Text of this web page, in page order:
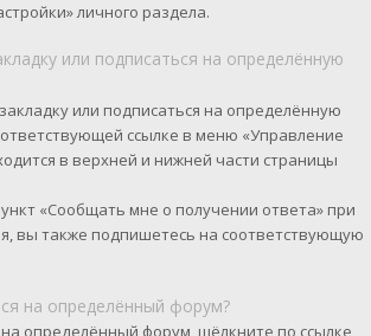
личного раздела.
или подписаться на определённую
или подписаться на определённую
ссылке в меню «Управление
в верхней и нижней части страницы
«Сообщать мне о получении ответа» при
вы также подпишетесь на соответствующую
на определённый форум?
определённый форум, щёлкните по ссылке